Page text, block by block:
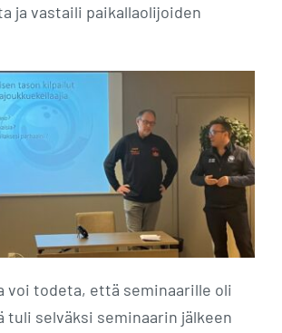
ja vastaili paikallaolijoiden
voi todeta, että seminaarille oli
tuli selväksi seminaarin jälkeen